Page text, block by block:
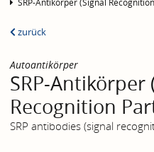
SRP-Antikörper (Signal
zurück
Autoantikörper
SRP-Antikörper
Recognition
SRP antibodies (signal